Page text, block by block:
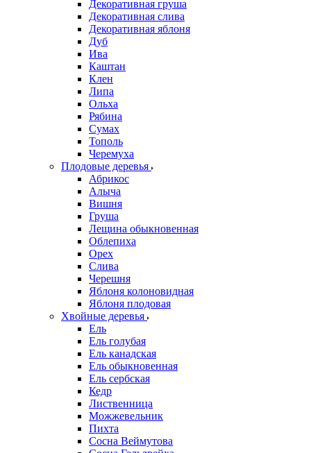
Декоративная груша
Декоративная слива
Декоративная яблоня
Дуб
Ива
Каштан
Клен
Липа
Ольха
Рябина
Сумах
Тополь
Черемуха
Плодовые деревья
Абрикос
Алыча
Вишня
Груша
Лещина обыкновенная
Облепиха
Орех
Слива
Черешня
Яблоня колоновидная
Яблоня плодовая
Хвойные деревья
Ель
Ель голубая
Ель канадская
Ель обыкновенная
Ель сербская
Кедр
Лиственница
Можжевельник
Пихта
Сосна Веймутова